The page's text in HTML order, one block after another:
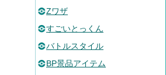
Zワザ
すごいとっくん
バトルスタイル
BP景品アイテム